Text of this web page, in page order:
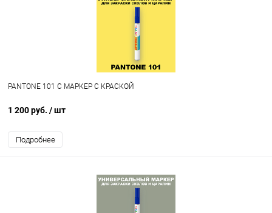
PANTONE 101 C МАРКЕР С КРАСКОЙ
1 200 руб. / шт
Подробнее